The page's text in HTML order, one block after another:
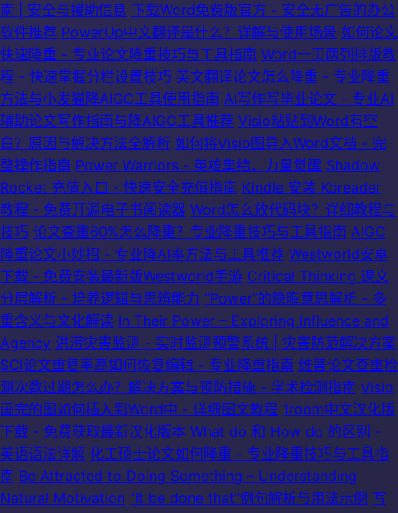
南 | 安全与援助信息 下载Word免费版官方 - 安全无广告的办公
软件推荐 PowerUp中文翻译是什么？详解与使用场景 如何论文
快速降重 - 专业论文降重技巧与工具指南 Word一页两列排版教
程 - 快速掌握分栏设置技巧 英文翻译论文怎么降重 - 专业降重
方法与小发猫降AIGC工具使用指南 AI写作写毕业论文 - 专业AI
辅助论文写作指南与降AIGC工具推荐 Visio粘贴到Word有空
白？原因与解决方法全解析 如何将Visio图导入Word文档 - 完
整操作指南 Power Warriors - 英雄集结，力量觉醒 Shadow
Rocket 充值入口 - 快速安全充值指南 Kindle 安装 Koreader
教程 - 免费开源电子书阅读器 Word怎么放代码块？详细教程与
技巧 论文查重60%怎么降重？专业降重技巧与工具指南 AIGC
降重论文小妙招 - 专业降AI率方法与工具推荐 Westworld安卓
下载 - 免费安装最新版Westworld手游 Critical Thinking 课文
分层解析 - 培养逻辑与思辨能力 “Power”的隐晦意思解析 - 多
重含义与文化解读 In Their Power – Exploring Influence and
Agency 洪涝灾害监测 - 实时监测预警系统 | 灾害防范解决方案
SCI论文重复率高如何恢复编辑 - 专业降重指南 维普论文查重检
测次数过期怎么办？解决方案与预防措施 - 学术检测指南 Visio
画完的图如何插入到Word中 - 详细图文教程 1room中文汉化版
下载 - 免费获取最新汉化版本 What do 和 How do 的区别 -
英语语法详解 化工硕士论文如何降重 - 专业降重技巧与工具指
南 Be Attracted to Doing Something – Understanding
Natural Motivation “It be done that”例句解析与用法示例 写